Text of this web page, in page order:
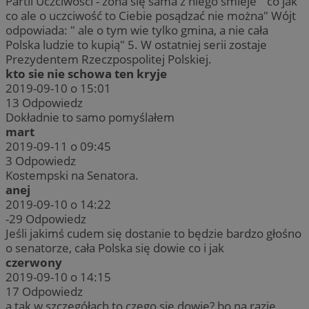
co ale o uczciwość to Ciebie posądzać nie można" Wójt
odpowiada: " ale o tym wie tylko gmina, a nie cała
Polska ludzie to kupią" 5. W ostatniej serii zostaje
Prezydentem Rzeczpospolitej Polskiej.
kto sie nie schowa ten kryje
2019-09-10 o 15:01
13 Odpowiedz
Dokładnie to samo pomyślałem
mart
2019-09-11 o 09:45
3 Odpowiedz
Kostempski na Senatora.
anej
2019-09-10 o 14:22
-29 Odpowiedz
Jeśli jakimś cudem się dostanie to będzie bardzo głośno
o senatorze, cała Polska się dowie co i jak
czerwony
2019-09-10 o 14:15
17 Odpowiedz
a tak w szczegółach to czego się dowie? bo na razie